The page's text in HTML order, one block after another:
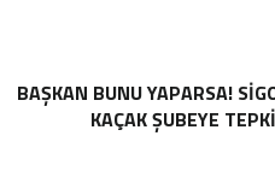
BAŞKAN BUNU YAPARSA!
KAÇAK ŞUBEYE